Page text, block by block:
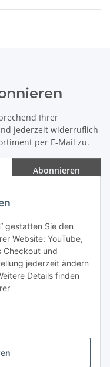
gestatten Sie den
Website: YouTube,
Checkout und
jederzeit ändern
Details finden
Ihrer
jederzeit widerruflich
per E-Mail zu.
Abonnieren